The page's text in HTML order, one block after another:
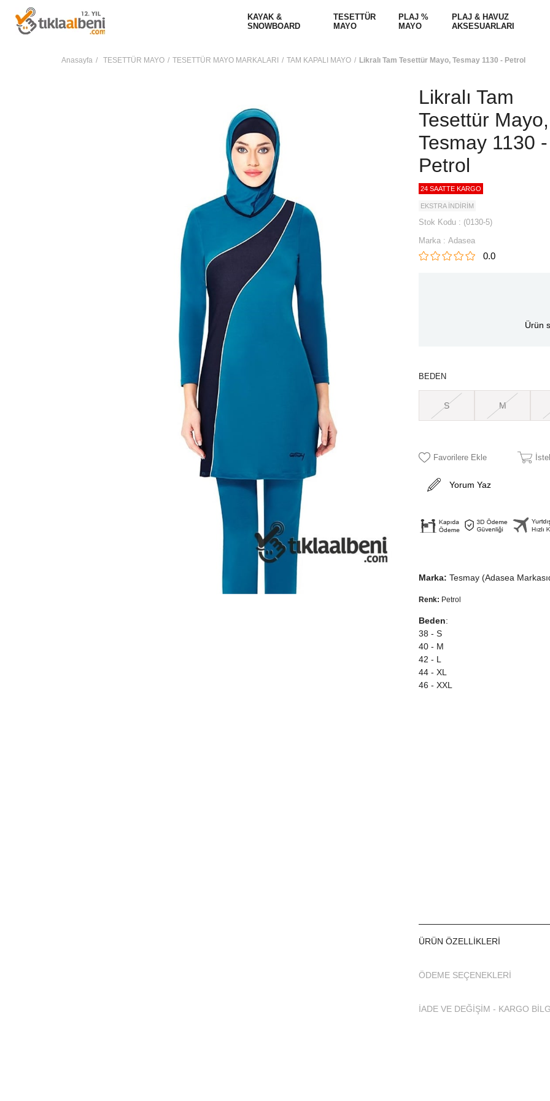
KAYAK &
SNOWBOARD
TESETTÜR
MAYO
PLAJ %
MAYO
PLAJ & HAVUZ
AKSESUARLARI
Anasayfa TESETTÜR MAYO TESETTÜR MAYO MARKALARI TAM KAPALI MAYO Likralı Tam Tesettür Mayo, Tesmay 1130 - Petrol
Likralı Tam
Tesettür Mayo,
Tesmay 1130 -
Petrol
24 SAATTE KARGO
EKSTRA İNDİRİM
Stok Kodu
(0130-5)
Marka : Adasea
0.0
Ürün
BEDEN
S M
Favorilere Ekle
Yorum Yaz
Marka: Tesmay (Adasea
Renk: Petrol
Beden:
38 - S
40 - M
42 - L
44 - XL
46 - XXL
Tesettür Mayo, Tesettür Mayo
Adasea Tam Tesettür Mayo
vermeden vücudunuzun
ÜRÜN ÖZELLIKLERI
ÖDEME SEÇENEKLERI
İADE VE DEĞİŞİM - KARGO